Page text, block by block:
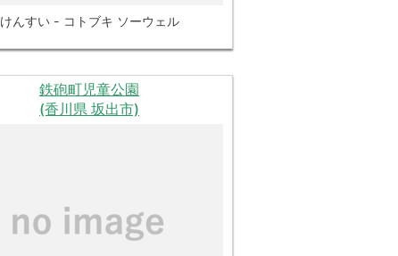
けんすい - コトブキ ソーウェル
鉄砲町児童公園
(香川県 坂出市)